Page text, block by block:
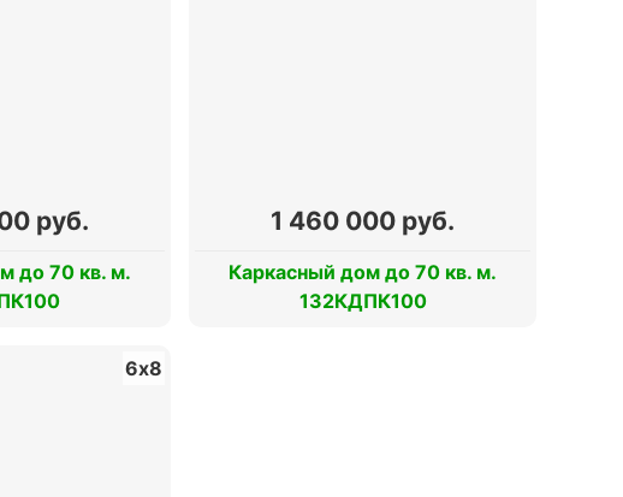
руб.
до 70 кв. м.
1 460 000 руб.
Каркасный дом до 70 кв. м.
132КДПК100
6х8